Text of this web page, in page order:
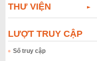
THƯ VIỆN
LƯỢT TRUY CẬP
Số truy cập